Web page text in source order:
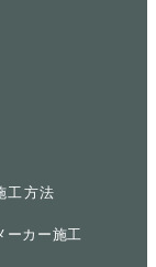
工方法
ーカー施工